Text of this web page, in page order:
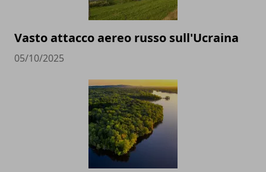
Vasto attacco aereo russo sull'Ucraina
05/10/2025